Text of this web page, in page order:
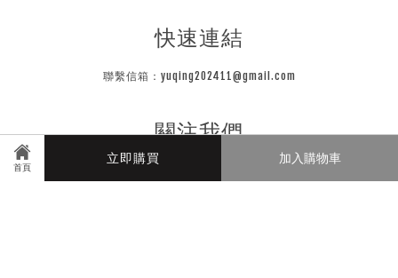
首頁
立即購買 加入購物車
快速連結
聯繫信箱：yuqing202411@gmail.com
關注我們